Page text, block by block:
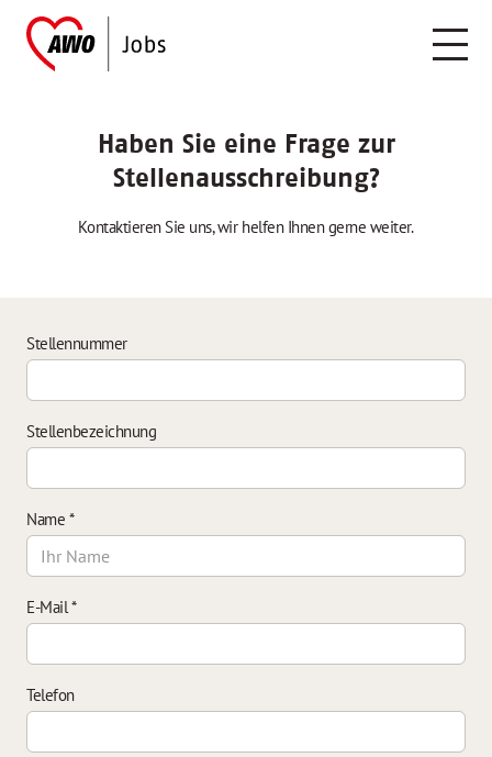
Haben Sie eine Frage zur
Stellenausschreibung?
Kontaktieren Sie uns, wir helfen Ihnen gerne weiter.
Stellennummer
Stellenbezeichnung
Name *
E-Mail*
Telefon